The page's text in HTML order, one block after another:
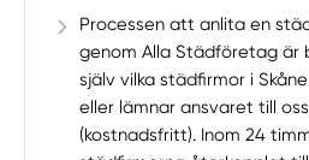
Processen att anlita en
genom Alla Städföretag är
själv vilka städfirmor i
eller lämnar ansvaret till
(kostnadsfritt). Inom 24